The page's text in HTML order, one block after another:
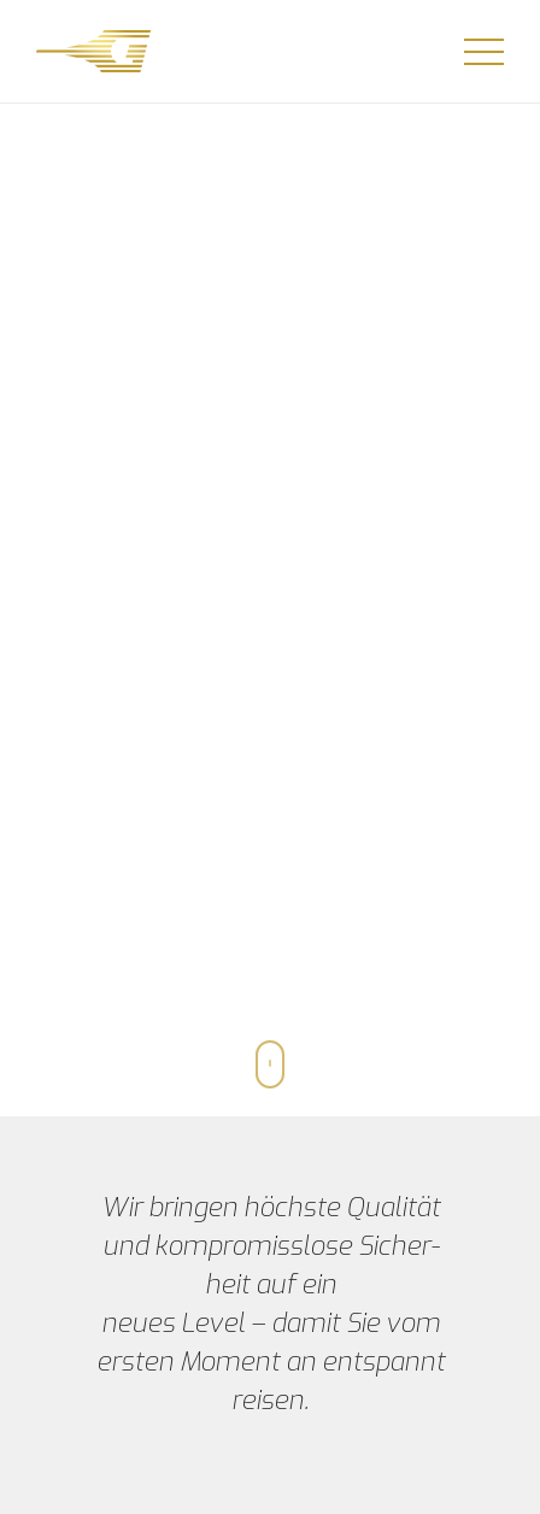
Wir brin­gen höchs­te Qua­li­tät
und kom­pro­miss­lo­se Sicher­
heit auf ein
neu­es Level – damit Sie vom
ers­ten Moment an ent­spannt
reisen.